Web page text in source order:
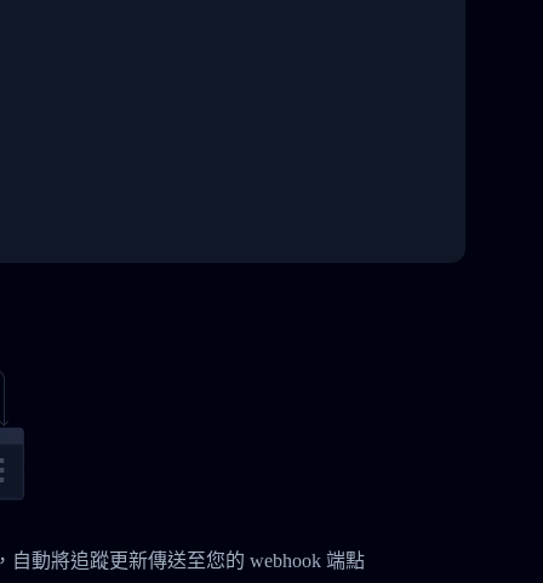
自動將追蹤更新傳送至您的 webhook 端點